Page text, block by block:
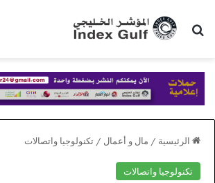
بحث عن
الرئيسية / مال و أعمال / تكنولوجيا واتصالات
تكنولوجيا واتصالات